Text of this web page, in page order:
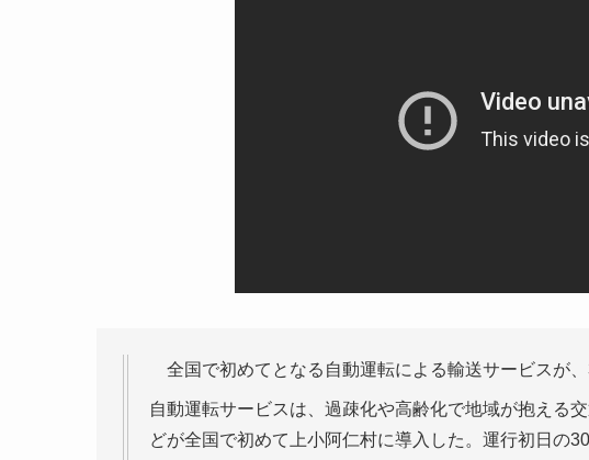
全国で初めてとなる自動運転による輸送サービスが
自動運転サービスは、過疎化や高齢化で地域が抱える
どが全国で初めて上小阿仁村に導入した。運行初日の